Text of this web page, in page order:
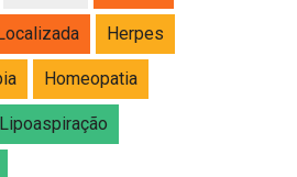
Herpes
Homeopatia
Lipoaspiração